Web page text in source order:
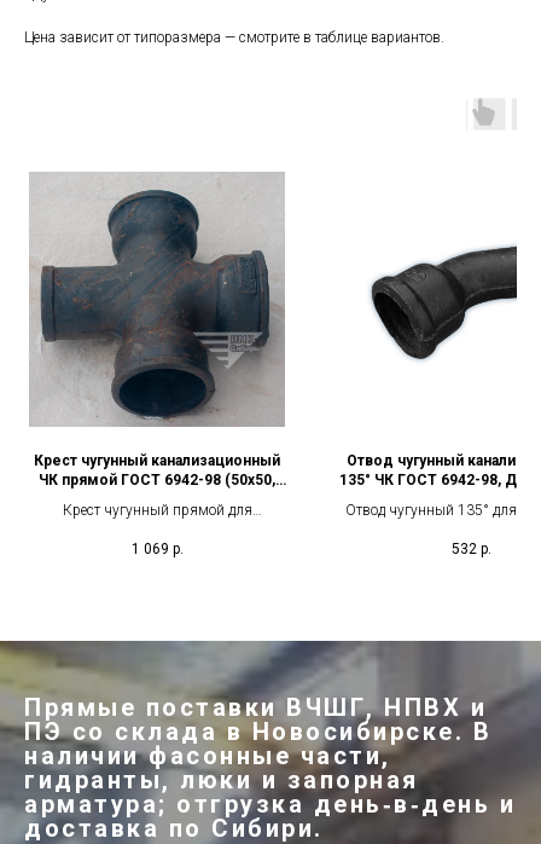
Цена зависит от типоразмера — смотрите в таблице вариантов.
Крест чугунный канализационный
ЧК прямой ГОСТ 6942-98 (50х50,
Крест чугунный прямой для
6942-98. Типоразмеры: 50х50, 100х50,
1 069 р.
Отвод чугунный
135° ЧК ГОСТ 6942-98, Ду
Отвод чугунный 135° для
Диаметры Ду 50, 100, 150
532 р.
Прямые поставки ВЧШГ, НПВХ и
ПЭ со склада в Новосибирске. В
наличии фасонные части,
гидранты, люки и запорная
арматура; отгрузка день‑в‑день и
доставка по Сибири.